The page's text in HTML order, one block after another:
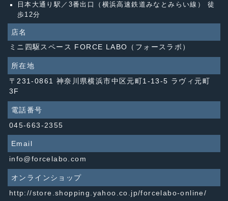
日本大通り駅／3番出口（横浜高速鉄道みなとみらい線） 徒
歩12分
店名
ミニ四駆スペース FORCE LABO（フォースラボ）
所在地
〒231-0861 神奈川県横浜市中区元町1-13-5 ラヴィ元町
3F
電話番号
045-663-2355
Email
info@forcelabo.com
オンラインショップ
http://store.shopping.yahoo.co.jp/forcelabo-online/